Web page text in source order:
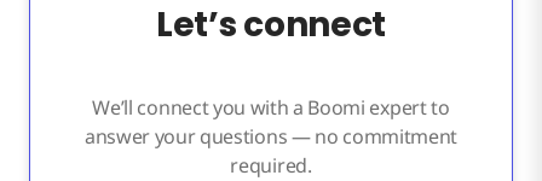
Let’s connect
We’ll connect you with a Boomi expert to
answer your questions — no commitment
required.